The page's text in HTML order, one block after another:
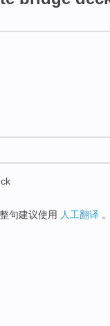
句建议使用 人工翻译